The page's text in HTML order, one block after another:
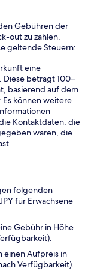
Gebühren der
out zu zahlen.
geltende Steuern:
eine
Diese beträgt 100–
basierend auf dem
können weitere
Kontaktdaten, die
waren, die
folgenden
für Erwachsene
Gebühr in Höhe
einen Aufpreis in
Verfügbarkeit).